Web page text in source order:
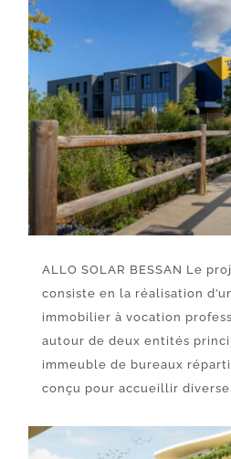
ALLO SOLAR BESSAN Le
consiste en la réalisation
immobilier à vocation
autour de deux entités
immeuble de bureaux
conçu pour accueillir